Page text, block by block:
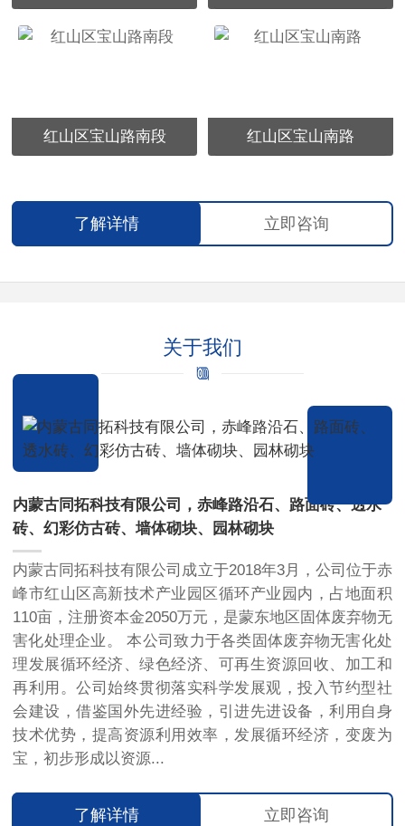
红山区宝山路南段 红山区宝山南路
了解详情 立即咨询
关于我们
内蒙古同拓科技有限公司，赤峰路沿石、路面砖、透水
砖、幻彩仿古砖、墙体砌块、园林砌块
内蒙古同拓科技有限公司成立于2018年3月，公司位于赤
峰市红山区高新技术产业园区循环产业园内，占地面积
110亩，注册资本金2050万元，是蒙东地区固体废弃物无
害化处理企业。 本公司致力于各类固体废弃物无害化处
理发展循环经济、绿色经济、可再生资源回收、加工和
再利用。公司始终贯彻落实科学发展观，投入节约型社
会建设，借鉴国外先进经验，引进先进设备，利用自身
技术优势，提高资源利用效率，发展循环经济，变废为
宝，初步形成以资源...
了解详情 立即咨询